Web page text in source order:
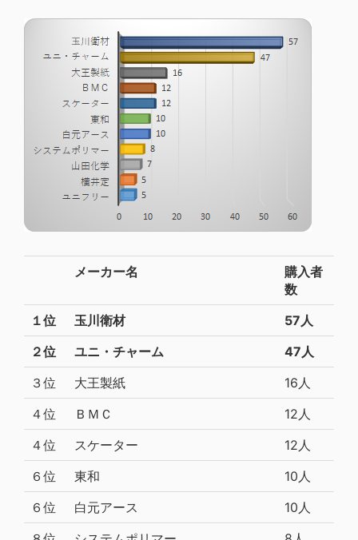
メーカー名
購入者
数
１位
玉川衛材
57人
２位
ユニ・チャーム
47人
３位
大王製紙
16人
４位
ＢＭＣ
12人
４位
スケーター
12人
６位
東和
10人
６位
白元アース
10人